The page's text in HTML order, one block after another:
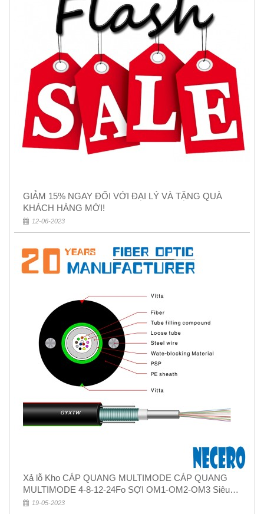
GIẢM 15% NGAY ĐỐI VỚI ĐẠI LÝ VÀ TẶNG QUÀ
KHÁCH HÀNG MỚI!
12-06-2023
Xả lỗ Kho CÁP QUANG MULTIMODE CÁP QUANG
MULTIMODE 4-8-12-24Fo SỢI OM1-OM2-OM3 Siêu
Rẻ 5k
19-05-2023